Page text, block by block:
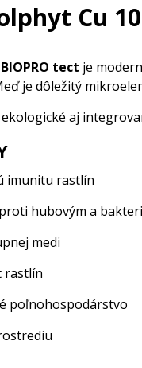
Cu
tect je
je dôležitý
aj
imunitu rastlín
hubovým a
medi
rastlín
poľnohospodárstvo